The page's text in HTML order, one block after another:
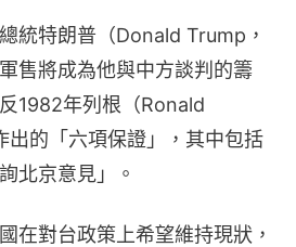
統特朗普（Donald Trump，
售將成為他與中方談判的籌
1982年列根（Ronald
出的「六項保證」，其中包括
北京意見」。
在對台政策上希望維持現狀，